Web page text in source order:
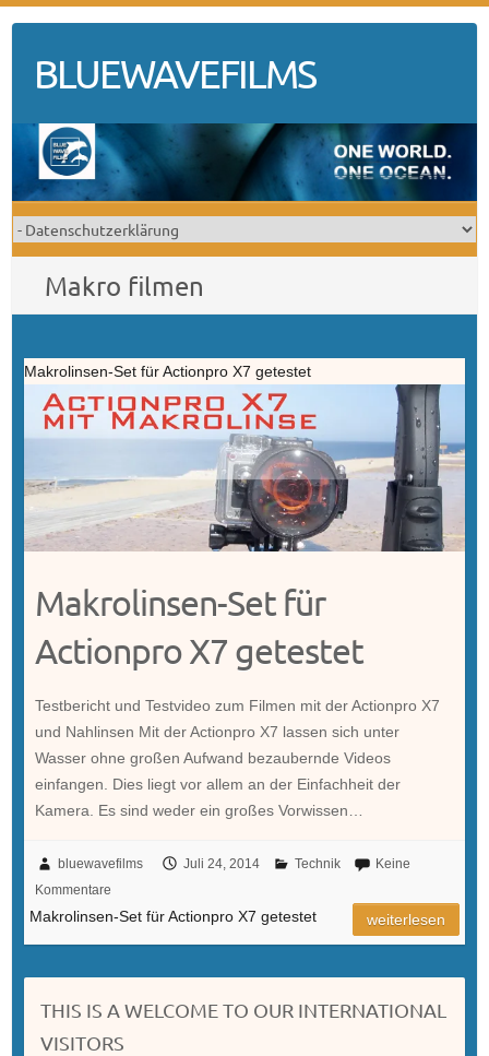
contentBLUEWAVEFILMS
Makro filmen
Makrolinsen-Set für Actionpro X7 getestet
Makrolinsen-Set für
Actionpro X7 getestet
Testbericht und Testvideo zum Filmen mit der Actionpro X7
und Nahlinsen Mit der Actionpro X7 lassen sich unter
Wasser ohne großen Aufwand bezaubernde Videos
einfangen. Dies liegt vor allem an der Einfachheit der
Kamera. Es sind weder ein großes Vorwissen…
bluewavefilms Juli 24, 2014 Technik
Keine
Kommentare
Makrolinsen-Set für Actionpro X7 getestet weiterlesen
THIS IS A WELCOME TO OUR INTERNATIONAL
VISITORS